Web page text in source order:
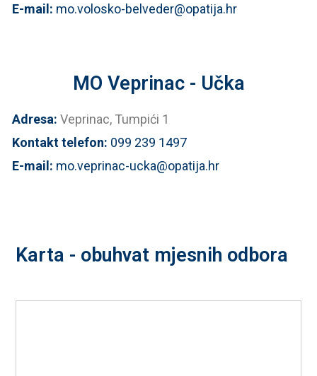
E-mail: mo.volosko-belveder@opatija.hr
MO Veprinac - Učka
Adresa: Veprinac, Tumpići 1
Kontakt telefon: 099 239 1497
E-mail: mo.veprinac-ucka@opatija.hr
Karta - obuhvat mjesnih odbora